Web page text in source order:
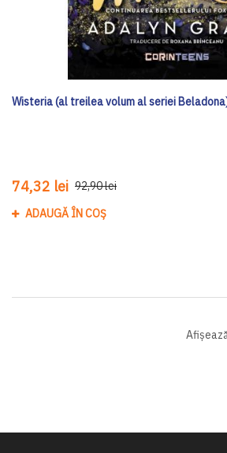
Wisteria (al treilea volum al seriei
74,32 lei 92,90 lei
ADAUGĂ ÎN COȘ